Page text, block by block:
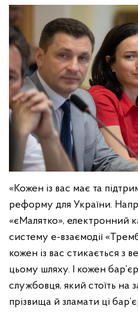
«Кожен із вас має та
реформу для України.
«єМалятко», електронний
систему е-взаємодії
кожен із вас стикається з
цьому шляху. І кожен
службовця, який стоїть на
прізвища й зламати ці